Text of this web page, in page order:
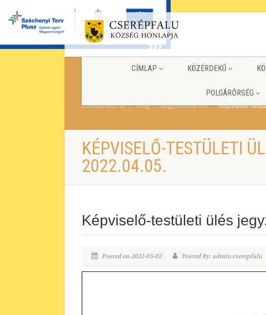
CÍMLAP KÖZÉRDEKŰ
POLGÁRŐRSÉG
Cserepfalu.hu Blog Jegyzőkönyvek Képviselő-
KÉPVISELŐ-TESTÜLETI
2022.04.05.
Képviselő-testületi ülés
Posted on 2022-05-02 Posted By: admin.cserepfalu